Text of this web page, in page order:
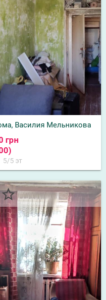
Василия Мельникова
грн
5/5 эт
star_border